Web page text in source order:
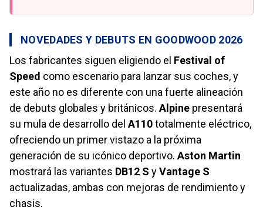
NOVEDADES Y DEBUTS EN GOODWOOD 2026
Los fabricantes siguen eligiendo el Festival of
Speed como escenario para lanzar sus coches, y
este año no es diferente con una fuerte alineación
de debuts globales y británicos.Alpine presentará
su mula de desarrollo delA110totalmente eléctrico,
ofreciendo un primer vistazo a la próxima
generación de su icónico deportivo.Aston Martin
mostrará las variantes DB12 S yVantage S
actualizadas, ambas con mejoras de rendimiento y
chasis.